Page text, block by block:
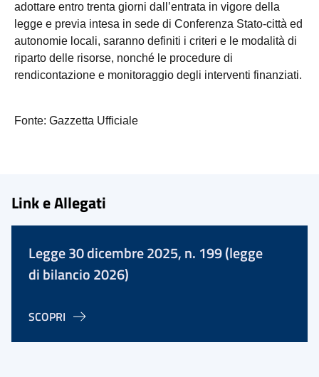
adottare entro trenta giorni dall’entrata in vigore della
legge e previa intesa in sede di Conferenza Stato-città ed
autonomie locali, saranno definiti i criteri e le modalità di
riparto delle risorse, nonché le procedure di
rendicontazione e monitoraggio degli interventi finanziati.
Fonte: Gazzetta Ufficiale
Link e Allegati
Legge 30 dicembre 2025, n. 199 (legge
di bilancio 2026)
SCOPRI